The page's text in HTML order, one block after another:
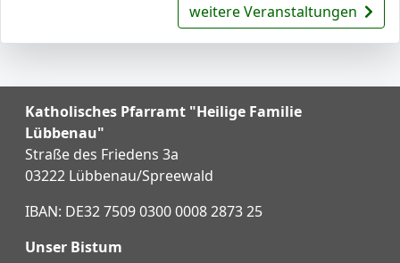
weitere Veranstaltungen
Katholisches Pfarramt "Heilige Familie
Lübbenau"
Straße des Friedens 3a
03222 Lübbenau/Spreewald
IBAN: DE32 7509 0300 0008 2873 25
Unser Bistum